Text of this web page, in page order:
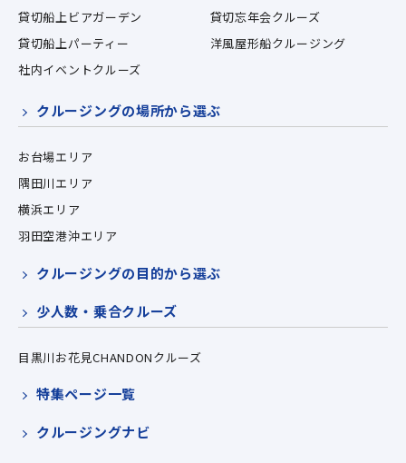
貸切船上ビアガーデン
貸切忘年会クルーズ
貸切船上パーティー
洋風屋形船クルージング
社内イベントクルーズ
クルージングの場所から選ぶ
お台場エリア
隅田川エリア
横浜エリア
羽田空港沖エリア
クルージングの目的から選ぶ
少人数・乗合クルーズ
目黒川お花見CHANDONクルーズ
特集ページ一覧
クルージングナビ